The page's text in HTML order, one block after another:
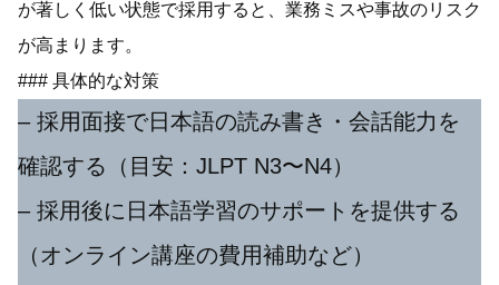
が著しく低い状態で採用すると、業務ミスや事故のリスク
が高まります。
### 具体的な対策
– 採用面接で日本語の読み書き・会話能力を
確認する（目安：JLPT N3〜N4）
– 採用後に日本語学習のサポートを提供する
（オンライン講座の費用補助など）